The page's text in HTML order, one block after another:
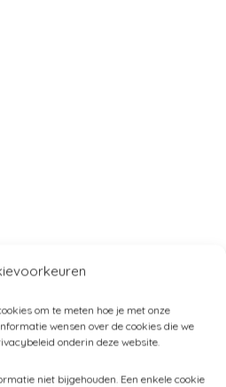
om te meten hoe je met onze
wensen over de cookies die we
onderin deze website.
niet bijgehouden. Een enkele cookie